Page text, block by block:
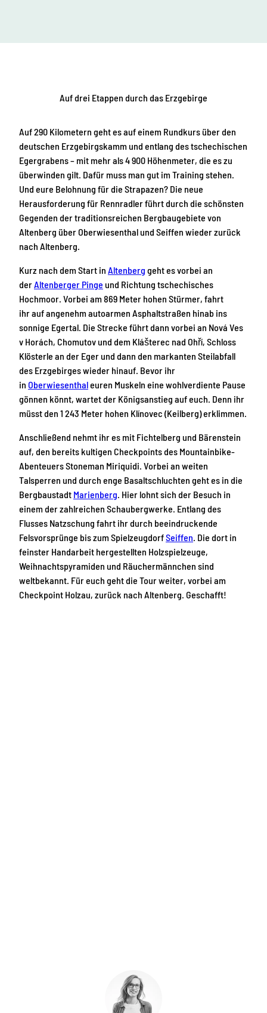
Auf drei Etappen durch das Erzgebirge
Auf 290 Kilometern geht es auf einem Rundkurs über den
deutschen Erzgebirgskamm und entlang des tschechischen
Egergrabens – mit mehr als 4 900 Höhenmeter, die es zu
überwinden gilt. Dafür muss man gut im Training stehen.
Und eure Belohnung für die Strapazen? Die neue
Herausforderung für Rennradler führt durch die schönsten
Gegenden der traditionsreichen Bergbaugebiete von
Altenberg über Oberwiesenthal und Seiffen wieder zurück
nach Altenberg.
Kurz nach dem Start in Altenberg geht es vorbei an
derAltenberger Pinge und Richtung tschechisches
Hochmoor. Vorbei am 869 Meter hohen Stürmer, fahrt
ihr auf angenehm autoarmen Asphaltstraßen hinab ins
sonnige Egertal. Die Strecke führt dann vorbei an Nová Ves
v Horách, Chomutov und dem Klášterec nad Ohří, Schloss
Klösterle an der Eger und dann den markanten Steilabfall
des Erzgebirges wieder hinauf. Bevor ihr
in Oberwiesenthaleuren Muskeln eine wohlverdiente Pause
gönnen könnt, wartet der Königsanstieg auf euch. Denn ihr
müsst den 1 243 Meter hohen Klínovec (Keilberg) erklimmen.
Anschließend nehmt ihr es mit Fichtelberg und Bärenstein
auf, den bereits kultigen Checkpoints des Mountainbike-
Abenteuers Stoneman Miriquidi. Vorbei an weiten
Talsperren und durch enge Basaltschluchten geht es in die
Bergbaustadt Marienberg. Hier lohnt sich der Besuch in
einem der zahlreichen Schaubergwerke. Entlang des
Flusses Natzschung fahrt ihr durch beeindruckende
Felsvorsprünge bis zum SpielzeugdorfSeiffen. Die dort in
feinster Handarbeit hergestellten Holzspielzeuge,
Weihnachtspyramiden und Räuchermännchen sind
weltbekannt. Für euch geht die Tour weiter, vorbei am
Checkpoint Holzau, zurück nach Altenberg. Geschafft!